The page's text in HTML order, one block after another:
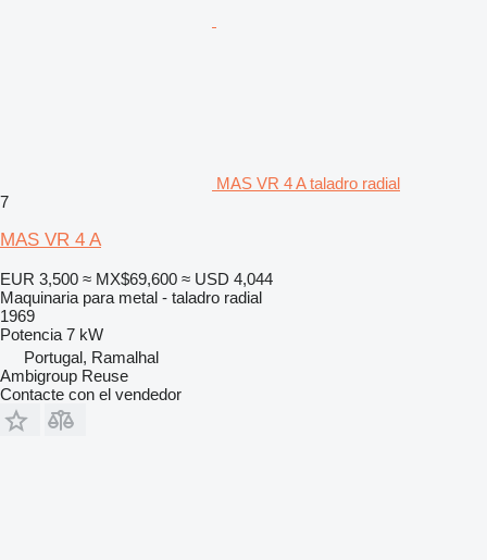
MAS VR 4 A taladro radial
7
MAS VR 4 A
EUR 3,500 ≈ MX$69,600 ≈ USD 4,044
Maquinaria para metal - taladro radial
1969
Potencia 7 kW
Portugal, Ramalhal
Ambigroup Reuse
Contacte con el vendedor